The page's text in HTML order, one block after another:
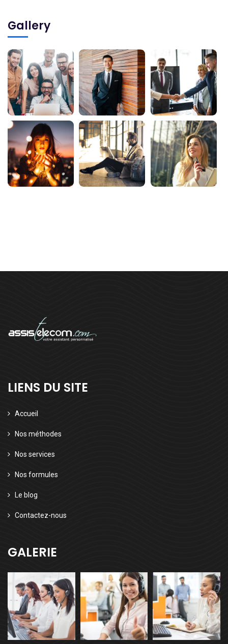
Gallery
LIENS DU SITE
Accueil
Nos méthodes
Nos services
Nos formules
Le blog
Contactez-nous
GALERIE